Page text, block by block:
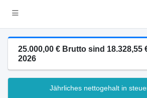
25.000,00 € Brutto sind 18.328,55
2026
Jährliches nettogehalt in